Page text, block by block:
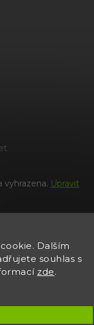
Dalším
souhlas s
zde.
vyhrazena. Upravit